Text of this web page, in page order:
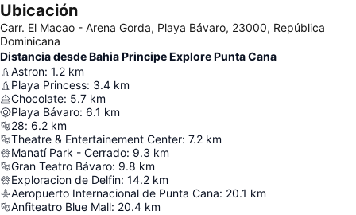
Ubicación
Carr. El Macao - Arena Gorda, Playa Bávaro, 23000, República
Dominicana
Distancia desde Bahia Principe Explore Punta Cana
Astron: 1.2 km
Playa Princess: 3.4 km
Chocolate: 5.7 km
Playa Bávaro: 6.1 km
28: 6.2 km
Theatre & Entertainement Center: 7.2 km
Manatí Park - Cerrado: 9.3 km
Gran Teatro Bávaro: 9.8 km
Exploracion de Delfin: 14.2 km
Aeropuerto Internacional de Punta Cana: 20.1 km
Anfiteatro Blue Mall: 20.4 km